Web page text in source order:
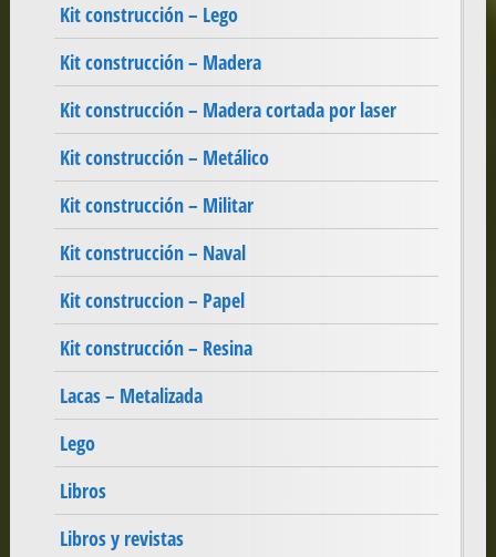
Kit construcción – Lego
Kit construcción – Madera
Kit construcción – Madera cortada por laser
Kit construcción – Metálico
Kit construcción – Militar
Kit construcción – Naval
Kit construccion – Papel
Kit construcción – Resina
Lacas – Metalizada
Lego
Libros
Libros y revistas